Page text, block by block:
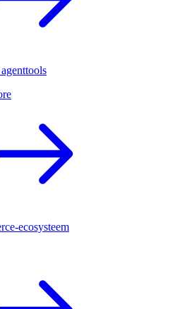
ecosysteem